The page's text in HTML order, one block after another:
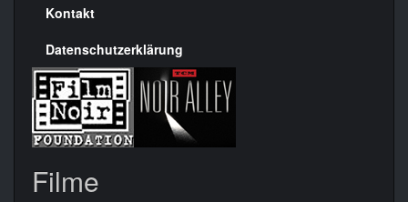
Kontakt
Datenschutzerklärung
Filme